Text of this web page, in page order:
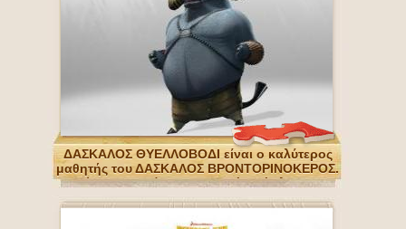
ΔΑΣΚΑΛΟΣ ΘΥΕΛΛΟΒΟΔΙ είναι ο καλύτερος
μαθητής του ΔΑΣΚΑΛΟΣ ΒΡΟΝΤΟΡΙΝΟΚΕΡΟΣ.
κέρατα του είναι θανατηφόρα όπλο του